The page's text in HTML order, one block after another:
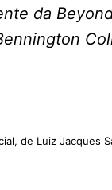
da
de Luiz Jacques